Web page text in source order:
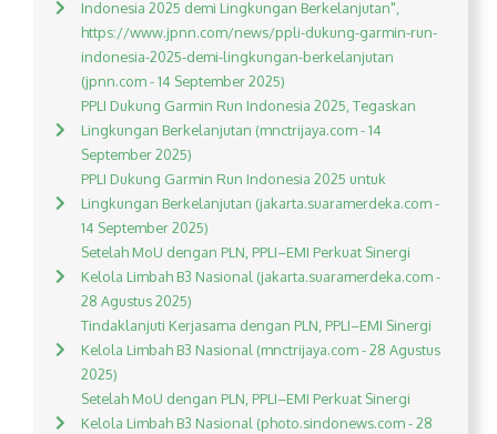
Indonesia 2025 demi Lingkungan Berkelanjutan",
https://www.jpnn.com/news/ppli-dukung-garmin-run-
indonesia-2025-demi-lingkungan-berkelanjutan
(jpnn.com - 14 September 2025)
PPLI Dukung Garmin Run Indonesia 2025, Tegaskan
Lingkungan Berkelanjutan (mnctrijaya.com - 14
September 2025)
PPLI Dukung Garmin Run Indonesia 2025 untuk
Lingkungan Berkelanjutan (jakarta.suaramerdeka.com -
14 September 2025)
Setelah MoU dengan PLN, PPLI–EMI Perkuat Sinergi
Kelola Limbah B3 Nasional (jakarta.suaramerdeka.com -
28 Agustus 2025)
Tindaklanjuti Kerjasama dengan PLN, PPLI–EMI Sinergi
Kelola Limbah B3 Nasional (mnctrijaya.com - 28 Agustus
2025)
Setelah MoU dengan PLN, PPLI–EMI Perkuat Sinergi
Kelola Limbah B3 Nasional (photo.sindonews.com - 28